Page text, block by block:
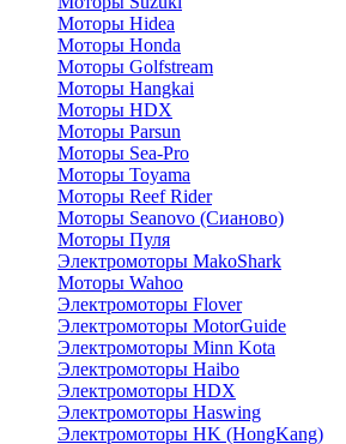
Моторы Hidea
Моторы Honda
Моторы Golfstream
Моторы Hangkai
Моторы HDX
Моторы Parsun
Моторы Sea-Pro
Моторы Toyama
Моторы Reef Rider
Моторы Seanovo (Сианово)
Моторы Пуля
Электромоторы MakoShark
Моторы Wahoo
Электромоторы Flover
Электромоторы MotorGuide
Электромоторы Minn Kota
Электромоторы Haibo
Электромоторы HDX
Электромоторы Haswing
Электромоторы HK (HongKang)